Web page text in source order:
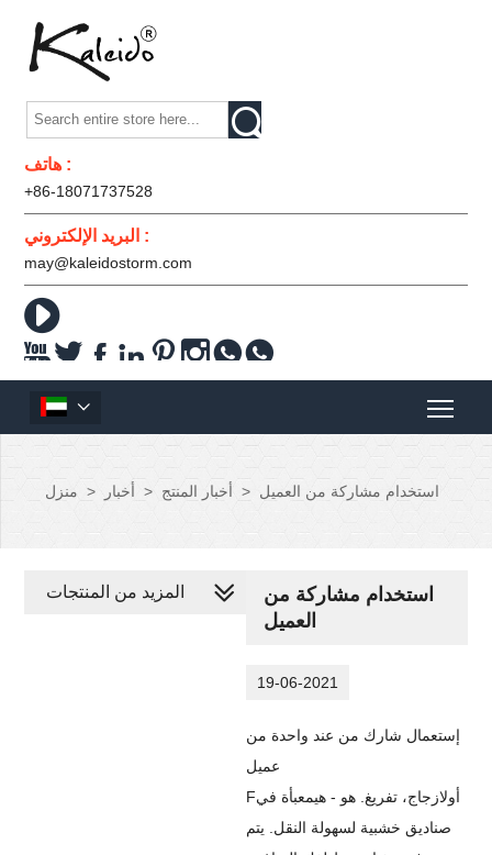

هاتف :
+86-18071737528
البريد الإلكتروني :
may@kaleidostorm.com

     

منزل > أخبار > أخبار المنتج > استخدام مشاركة من العميل
استخدام مشاركة من
العميل
19-06-2021
إستعمال شارك من عند واحدة من
عميل
F
أولازجاج، تفريغ. هو - هيمعبأة في
صناديق خشبية لسهولة النقل. يتم
المزيد من المنتجات